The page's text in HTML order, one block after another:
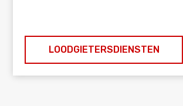
LOODGIETERSDIENSTEN